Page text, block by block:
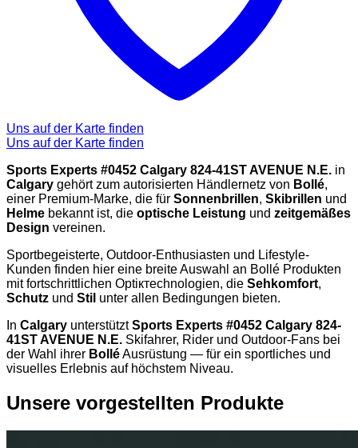
Uns auf der Karte finden
Uns auf der Karte finden
Sports Experts #0452 Calgary 824-41ST AVENUE N.E. in
Calgary gehört zum autorisierten Händlernetz von Bollé,
einer Premium-Marke, die für Sonnenbrillen, Skibrillen und
Helme bekannt ist, die optische Leistung und zeitgemäßes
Design vereinen.
Sportbegeisterte, Outdoor-Enthusiasten und Lifestyle-
Kunden finden hier eine breite Auswahl an Bollé Produkten
mit fortschrittlichen Optiктechnologien, die Sehkomfort,
Schutz und Stil unter allen Bedingungen bieten.
In Calgary unterstütztSports Experts #0452 Calgary 824-
41ST AVENUE N.E. Skifahrer, Rider und Outdoor-Fans bei
der Wahl ihrer BolléAusrüstung — für ein sportliches und
visuelles Erlebnis auf höchstem Niveau.
Unsere vorgestellten Produkte